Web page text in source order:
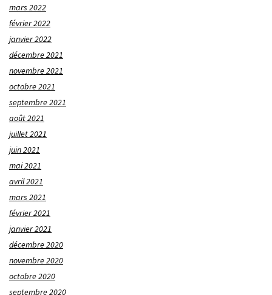
mars 2022
février 2022
janvier 2022
décembre 2021
novembre 2021
octobre 2021
septembre 2021
août 2021
juillet 2021
juin 2021
mai 2021
avril 2021
mars 2021
février 2021
janvier 2021
décembre 2020
novembre 2020
octobre 2020
septembre 2020